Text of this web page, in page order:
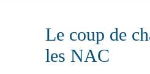
Le coup de
les NAC